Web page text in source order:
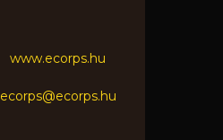
www.ecorps.hu
ecorps@ecorps.hu